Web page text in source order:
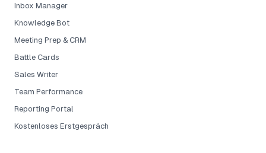
Inbox Manager
Knowledge Bot
Meeting Prep & CRM
Battle Cards
Sales Writer
Team Performance
Reporting Portal
Kostenloses Erstgespräch